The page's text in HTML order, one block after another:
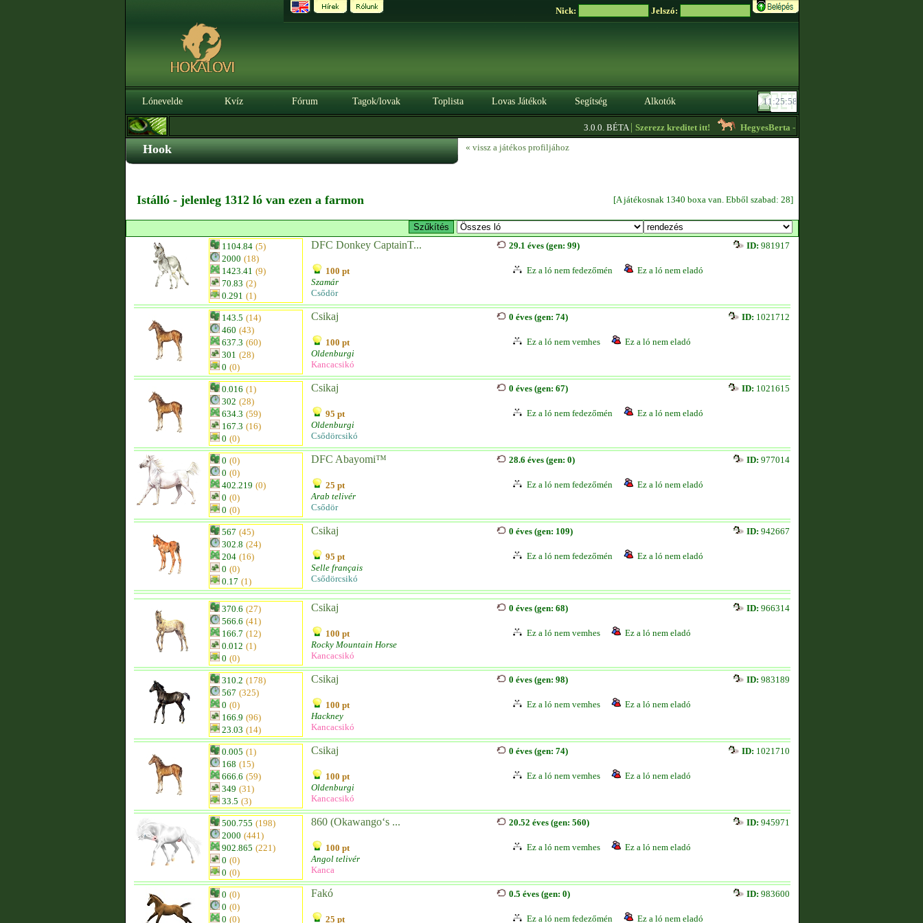
Nick: Jelszó:
Lónevelde Kvíz Fórum Tagok/lovak Toplista Lovas Játékok Segítség Alkotók
3.0.0. BÉTA|Szerezz kreditet itt! HegyesBerta- Nézzétek meg az ,,Aktuális
Hook « vissz a játékos profiljához
Istálló - jelenleg 1312 ló van ezen a farmon [A játékosnak 1340 boxa van. Ebből szabad: 28]
1104.84 (5)
2000 (18)
1423.41 (9)
70.83 (2)
0.291 (1)
DFC Donkey CaptainT...
100 pt
Szamár
Csődör
29.1 éves (gen: 99) ID: 981917
Ez a ló nem fedezőmén Ez a ló nem eladó
143.5 (14)
460 (43)
637.3 (60)
301 (28)
0 (0)
Csikaj
100 pt
Oldenburgi
Kancacsikó
0 éves (gen: 74) ID: 1021712
Ez a ló nem vemhes Ez a ló nem eladó
0.016 (1)
302 (28)
634.3 (59)
167.3 (16)
0 (0)
Csikaj
95 pt
Oldenburgi
Csődörcsikó
0 éves (gen: 67) ID: 1021615
Ez a ló nem fedezőmén Ez a ló nem eladó
0 (0)
0 (0)
402.219 (0)
0 (0)
0 (0)
DFC Abayomi™
25 pt
Arab telivér
Csődör
28.6 éves (gen: 0) ID: 977014
Ez a ló nem fedezőmén Ez a ló nem eladó
567 (45)
302.8 (24)
204 (16)
0 (0)
0.17 (1)
Csikaj
95 pt
Selle français
Csődörcsikó
0 éves (gen: 109) ID: 942667
Ez a ló nem fedezőmén Ez a ló nem eladó
370.6 (27)
566.6 (41)
166.7 (12)
0.012 (1)
0 (0)
Csikaj
100 pt
Rocky Mountain Horse
Kancacsikó
0 éves (gen: 68) ID: 966314
Ez a ló nem vemhes Ez a ló nem eladó
310.2 (178)
567 (325)
0 (0)
166.9 (96)
23.03 (14)
Csikaj
100 pt
Hackney
Kancacsikó
0 éves (gen: 98) ID: 983189
Ez a ló nem vemhes Ez a ló nem eladó
0.005 (1)
168 (15)
666.6 (59)
349 (31)
33.5 (3)
Csikaj
100 pt
Oldenburgi
Kancacsikó
0 éves (gen: 74) ID: 1021710
Ez a ló nem vemhes Ez a ló nem eladó
500.755 (198)
2000 (441)
902.865 (221)
0 (0)
0 (0)
860 (Okawango‘s ...
100 pt
Angol telivér
Kanca
20.52 éves (gen: 560) ID: 945971
Ez a ló nem vemhes Ez a ló nem eladó
0 (0)
0 (0)
0 (0)
Fakó
25 pt
0.5 éves (gen: 0) ID: 983600
Ez a ló nem fedezőmén Ez a ló nem eladó